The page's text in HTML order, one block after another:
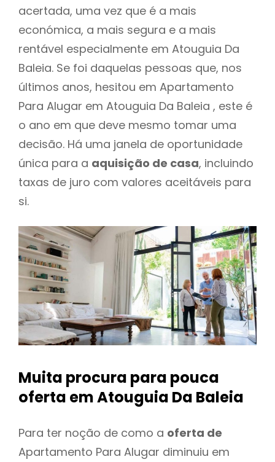
acertada, uma vez que é a mais
económica, a mais segura e a mais
rentável especialmente em Atouguia Da
Baleia. Se foi daquelas pessoas que, nos
últimos anos, hesitou em Apartamento
Para Alugar em Atouguia Da Baleia , este é
o ano em que deve mesmo tomar uma
decisão. Há uma janela de oportunidade
única para a aquisição de casa, incluindo
taxas de juro com valores aceitáveis para
si.
Muita procura para pouca
oferta em Atouguia Da Baleia
Para ter noção de como a oferta de
Apartamento Para Alugar diminuiu em